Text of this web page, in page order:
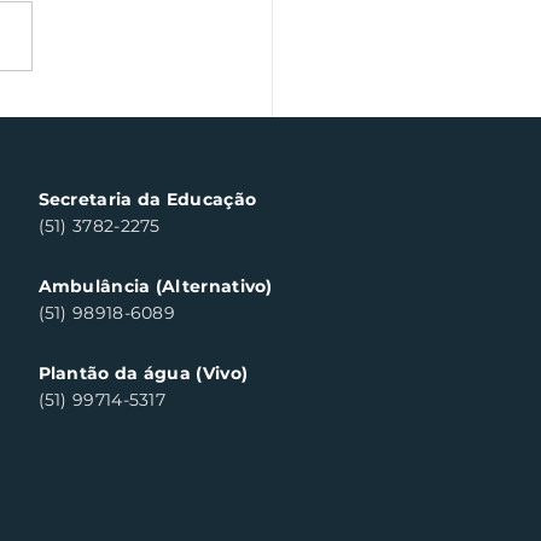
Secretaria da Educação
(51) 3782-2275
Ambulância (Alternativo)
(51) 98918-6089
Plantão da água (Vivo)
(51) 99714-5317